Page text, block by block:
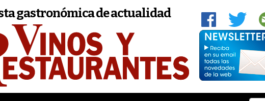
gastronómica de actualidad